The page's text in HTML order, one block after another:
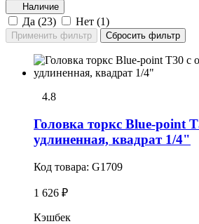
Наличие
Да (23) Нет (1)
4.8
Головка тоpкс Blue-point
удлиненная, квадрат 1/4"
Код товара: G1709
1 626 ₽
Кэшбек